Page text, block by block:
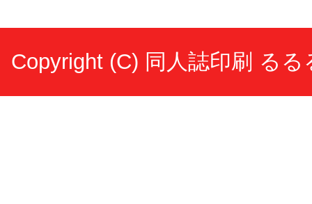
Copyright (C) 同人誌印刷 るる